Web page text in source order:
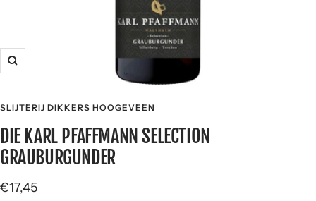
Zoom
SLIJTERIJ DIKKERS HOOGEVEEN
DIE KARL PFAFFMANN SELECTION
GRAUBURGUNDER
Angebotspreis
€17,45